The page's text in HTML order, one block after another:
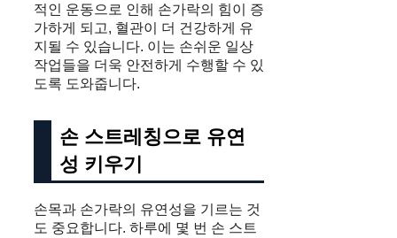
적인 운동으로 인해 손가락의 힘이 증
가하게 되고, 혈관이 더 건강하게 유
지될 수 있습니다. 이는 손쉬운 일상
작업들을 더욱 안전하게 수행할 수 있
도록 도와줍니다.
손 스트레칭으로 유연
성 키우기
손목과 손가락의 유연성을 기르는 것
도 중요합니다. 하루에 몇 번 손 스트